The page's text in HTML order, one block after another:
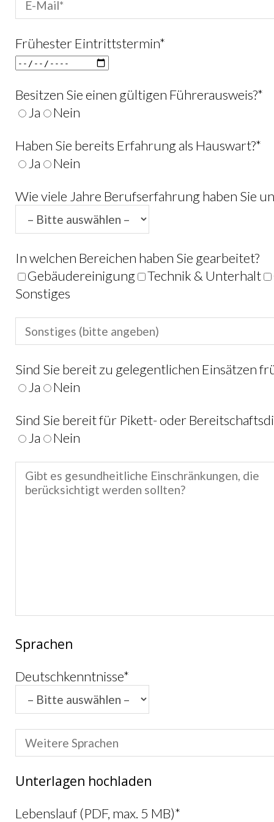
Frühester Eintrittstermin*
Besitzen Sie einen gültigen Führerausweis?*
Ja
Nein
Haben Sie bereits Erfahrung als Hauswart?*
Ja
Nein
Wie viele Jahre Berufserfahrung haben Sie
In welchen Bereichen haben Sie gearbeitet?
Gebäudereinigung
Technik & Unterhalt
Sonstiges
Sind Sie bereit zu gelegentlichen Einsätzen
Ja
Nein
Sind Sie bereit für Pikett- oder
Ja
Nein
Sprachen
Deutschkenntnisse*
Unterlagen hochladen
Lebenslauf (PDF, max. 5 MB)*